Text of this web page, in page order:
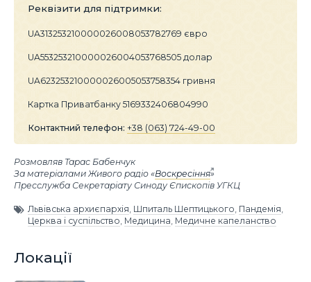
Реквізити для підтримки:
UA313253210000026008053782769 євро
UA553253210000026004053768505 долар
UA623253210000026005053758354 гривня
Картка Приватбанку 5169332406804990
Контактний телефон: +38 (063) 724-49-00
Розмовляв Тарас Бабенчук
За матеріалами Живого радіо «Воскресіння»
Пресслужба Секретаріату Синоду Єпископів УГКЦ
Львівська архиєпархія, Шпиталь Шептицького, Пандемія,
Церква і суспільство, Медицина, Медичне капеланство
Локації